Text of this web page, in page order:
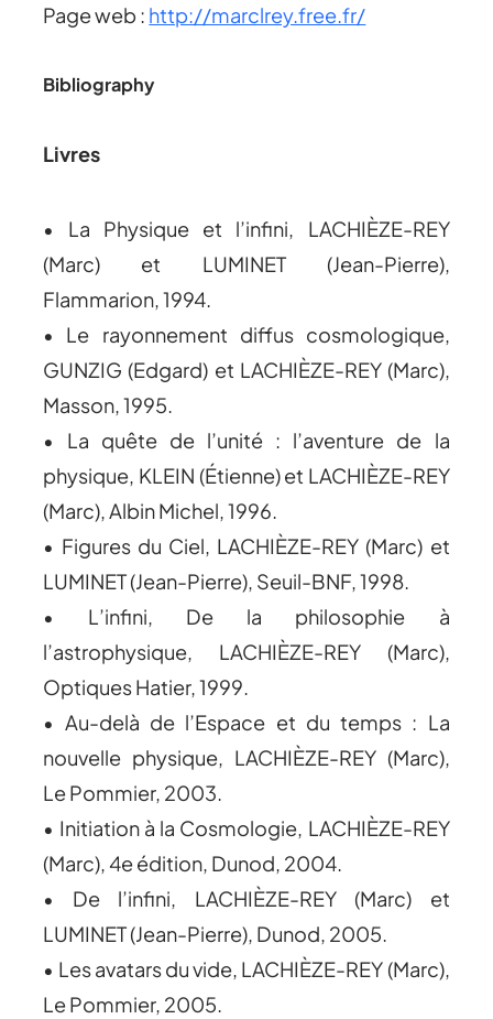
Page web : http://marclrey.free.fr/
Bibliography
Livres
• La Physique et l’infini, LACHIÈZE-REY
(Marc) et LUMINET (Jean-Pierre),
Flammarion, 1994.
• Le rayonnement diffus cosmologique,
GUNZIG (Edgard) et LACHIÈZE-REY (Marc),
Masson, 1995.
• La quête de l’unité : l’aventure de la
physique, KLEIN (Étienne) et LACHIÈZE-REY
(Marc), Albin Michel, 1996.
• Figures du Ciel, LACHIÈZE-REY (Marc) et
LUMINET (Jean-Pierre), Seuil-BNF, 1998.
• L’infini, De la philosophie à
l’astrophysique, LACHIÈZE-REY (Marc),
Optiques Hatier, 1999.
• Au-delà de l’Espace et du temps : La
nouvelle physique, LACHIÈZE-REY (Marc),
Le Pommier, 2003.
• Initiation à la Cosmologie, LACHIÈZE-REY
(Marc), 4e édition, Dunod, 2004.
• De l’infini, LACHIÈZE-REY (Marc) et
LUMINET (Jean-Pierre), Dunod, 2005.
• Les avatars du vide, LACHIÈZE-REY (Marc),
Le Pommier, 2005.